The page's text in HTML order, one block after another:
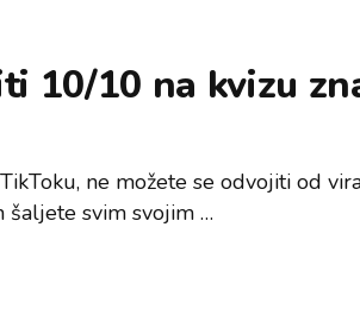
10/10 na kvizu
ne možete se odvojiti od
šaljete svim svojim …